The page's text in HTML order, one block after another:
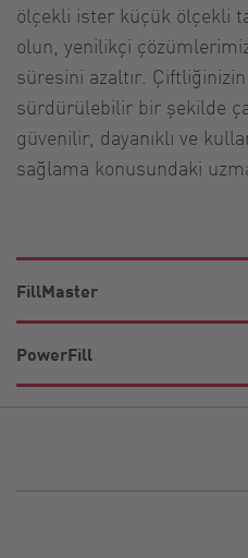
ölçekli ister küçük ölçekli
olun, yenilikçi
süresini azaltır.
sürdürülebilir bir şekilde
güvenilir, dayanıklı ve
sağlama konusundaki
FillMaster
PowerFill